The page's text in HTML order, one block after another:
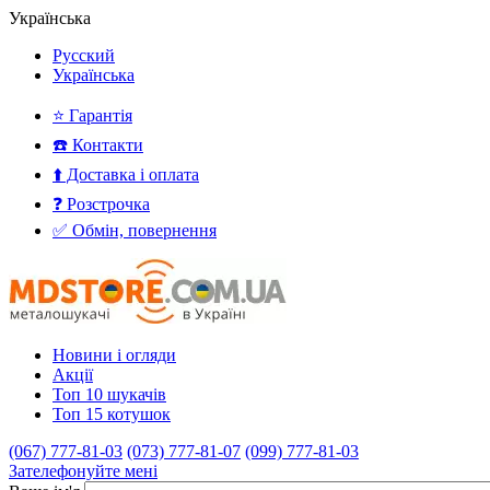
Українська
Русский
Українська
⭐ Гарантія
☎️ Контакти
⬆️ Доставка і оплата
❓ Розстрочка
✅ Обмін, повернення
Новини і огляди
Акції
Топ 10 шукачів
Топ 15 котушок
(067) 777-81-03 (073) 777-81-07 (099) 777-81-03
Зателефонуйте мені